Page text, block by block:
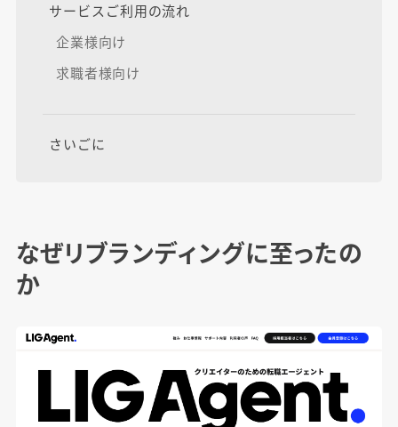
サービスご利用の流れ
企業様向け
求職者様向け
さいごに
なぜリブランディングに至ったの
か